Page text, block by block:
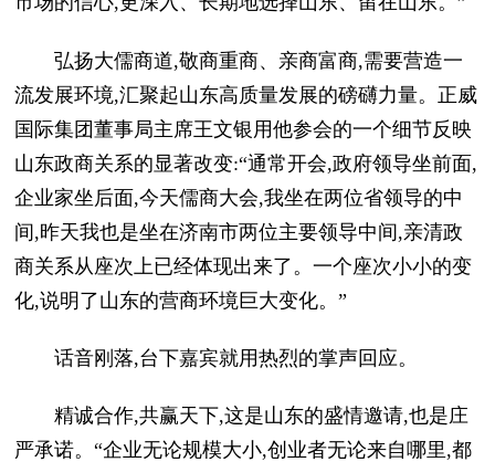
弘扬大儒商道,敬商重商、亲商富商,需要营造一
流发展环境,汇聚起山东高质量发展的磅礴力量。正威
国际集团董事局主席王文银用他参会的一个细节反映
山东政商关系的显著改变:“通常开会,政府领导坐前面,
企业家坐后面,今天儒商大会,我坐在两位省领导的中
间,昨天我也是坐在济南市两位主要领导中间,亲清政
商关系从座次上已经体现出来了。一个座次小小的变
化,说明了山东的营商环境巨大变化。”
话音刚落,台下嘉宾就用热烈的掌声回应。
精诚合作,共赢天下,这是山东的盛情邀请,也是庄
严承诺。“企业无论规模大小,创业者无论来自哪里,都